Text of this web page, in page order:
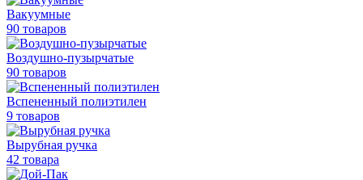
Вакуумные
90 товаров
Воздушно-пузырчатые
90 товаров
Вспененный полиэтилен
9 товаров
Вырубная ручка
42 товара